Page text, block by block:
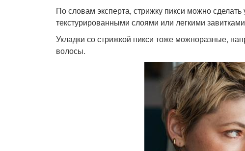
По словам эксперта, стрижку пикси можно сделать
текстурированными слоями или легкими
Укладки со стрижкой пикси тоже можноразные,
волосы.